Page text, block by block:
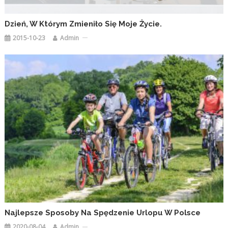
Dzień, W Którym Zmieniło Się Moje Życie.
2015-10-23 Admin
Najlepsze Sposoby Na Spędzenie Urlopu W Polsce